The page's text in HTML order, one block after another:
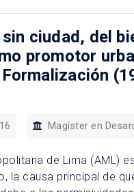
ciudad, del
promotor
Magíster en
de Lima (AML)
la causa principal de